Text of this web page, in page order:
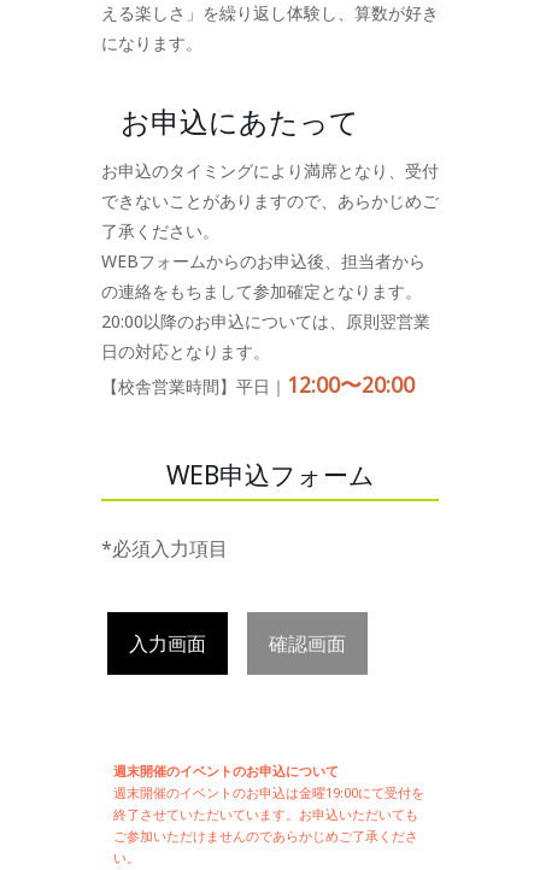
える楽しさ」を繰り返し体験し、算数が好き
になります。
お申込にあたって
お申込のタイミングにより満席となり、受付
できないことがありますので、あらかじめご
了承ください。
WEBフォームからのお申込後、担当者から
の連絡をもちまして参加確定となります。
20:00以降のお申込については、原則翌営業
日の対応となります。
【校舎営業時間】平日｜ 12:00〜20:00
WEB申込フォーム
*必須入力項目
入力画面 確認画面
週末開催のイベントのお申込について
週末開催のイベントのお申込は金曜19:00にて受付を
終了させていただいています。お申込いただいても
ご参加いただけませんのであらかじめご了承くださ
い。